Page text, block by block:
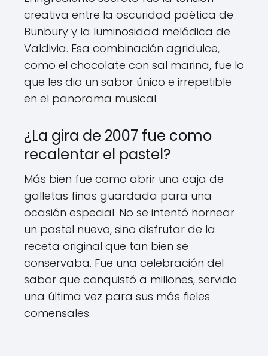
creativa entre la oscuridad poética de
Bunbury y la luminosidad melódica de
Valdivia. Esa combinación agridulce,
como el chocolate con sal marina, fue lo
que les dio un sabor único e irrepetible
en el panorama musical.
¿La gira de 2007 fue como
recalentar el pastel?
Más bien fue como abrir una caja de
galletas finas guardada para una
ocasión especial. No se intentó hornear
un pastel nuevo, sino disfrutar de la
receta original que tan bien se
conservaba. Fue una celebración del
sabor que conquistó a millones, servido
una última vez para sus más fieles
comensales.